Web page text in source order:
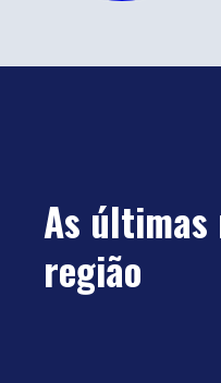
As
região